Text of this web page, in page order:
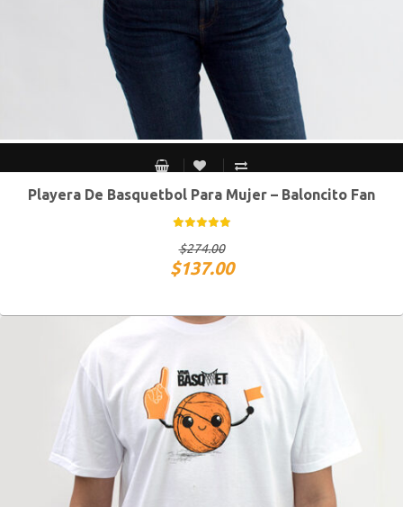
CH M G XG
Playera De Basquetbol Para Mujer – Baloncito Fan
$274.00
$137.00